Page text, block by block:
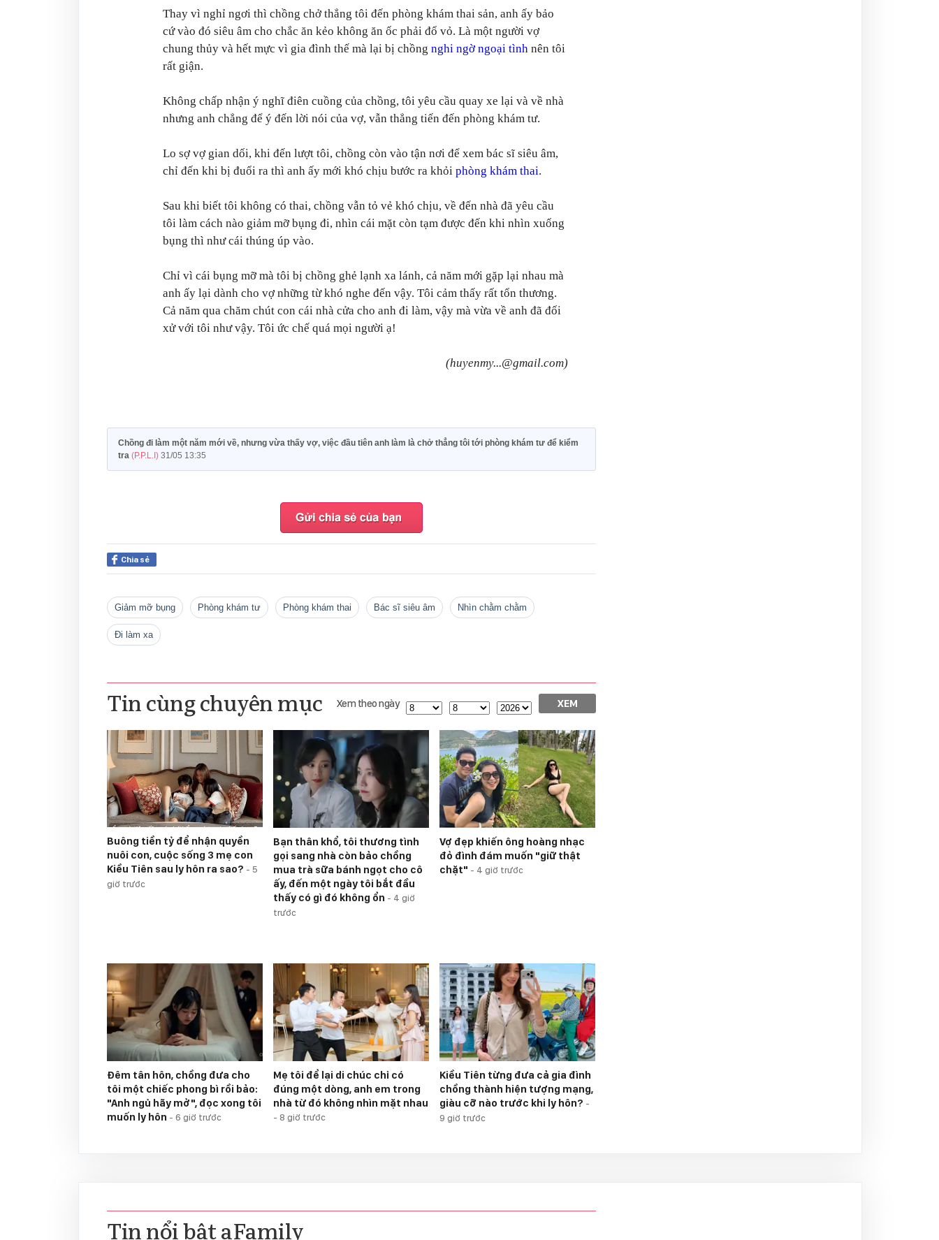
Thay vì nghỉ ngơi thì chồng chở thẳng tôi đến phòng khám thai sản, anh ấy bảo
cứ vào đó siêu âm cho chắc ăn kẻo không ăn ốc phải đổ vỏ. Là một người vợ
chung thủy và hết mực vì gia đình thế mà lại bị chồng nghi ngờ ngoại tình nên tôi
rất giận.
Không chấp nhận ý nghĩ điên cuồng của chồng, tôi yêu cầu quay xe lại và về nhà
nhưng anh chẳng để ý đến lời nói của vợ, vẫn thẳng tiến đến phòng khám tư.
Lo sợ vợ gian dối, khi đến lượt tôi, chồng còn vào tận nơi để xem bác sĩ siêu âm,
chỉ đến khi bị đuổi ra thì anh ấy mới khó chịu bước ra khỏi phòng khám thai.
Sau khi biết tôi không có thai, chồng vẫn tỏ vẻ khó chịu, về đến nhà đã yêu cầu
tôi làm cách nào giảm mỡ bụng đi, nhìn cái mặt còn tạm được đến khi nhìn xuống
bụng thì như cái thúng úp vào.
Chỉ vì cái bụng mỡ mà tôi bị chồng ghẻ lạnh xa lánh, cả năm mới gặp lại nhau mà
anh ấy lại dành cho vợ những từ khó nghe đến vậy. Tôi cảm thấy rất tổn thương.
Cả năm qua chăm chút con cái nhà cửa cho anh đi làm, vậy mà vừa về anh đã đối
xử với tôi như vậy. Tôi ức chế quá mọi người ạ!
(huyenmy...@gmail.com)
Chồng đi làm một năm mới về, nhưng vừa thấy vợ, việc đầu tiên anh làm là chở thẳng tôi tới phòng khám tư để kiểm
tra (P.P.L.I) 31/05 13:35
Chia sẻ
giảm mỡ bụng phòng khám tư phòng khám thai bác sĩ siêu âm nhìn chằm chằm
đi làm xa
Tin cùng chuyên mục Xem theo ngày XEM
Buông tiền tỷ để nhận quyền
nuôi con, cuộc sống 3 mẹ con
Kiều Tiên sau ly hôn ra sao? - 5
giờ trước
Bạn thân khổ, tôi thương tình
gọi sang nhà còn bảo chồng
mua trà sữa bánh ngọt cho cô
ấy, đến một ngày tôi bắt đầu
thấy có gì đó không ổn - 4 giờ
trước
Vợ đẹp khiến ông hoàng nhạc
đỏ đình đám muốn "giữ thật
chặt" - 4 giờ trước
Đêm tân hôn, chồng đưa cho
tôi một chiếc phong bì rồi bảo:
"Anh ngủ hãy mở", đọc xong tôi
muốn ly hôn - 6 giờ trước
Mẹ tôi để lại di chúc chỉ có
đúng một dòng, anh em trong
nhà từ đó không nhìn mặt nhau
- 8 giờ trước
Kiều Tiên từng đưa cả gia đình
chồng thành hiện tượng mạng,
giàu cỡ nào trước khi ly hôn? -
9 giờ trước
Tin nổi bật aFamily